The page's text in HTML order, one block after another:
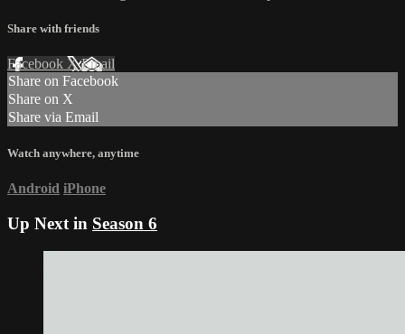
Share with friends
Facebook XEmail
Share on Facebook
Share on X
Share via Email
Watch anywhere, anytime
Android iPhone
Up Next in Season 6